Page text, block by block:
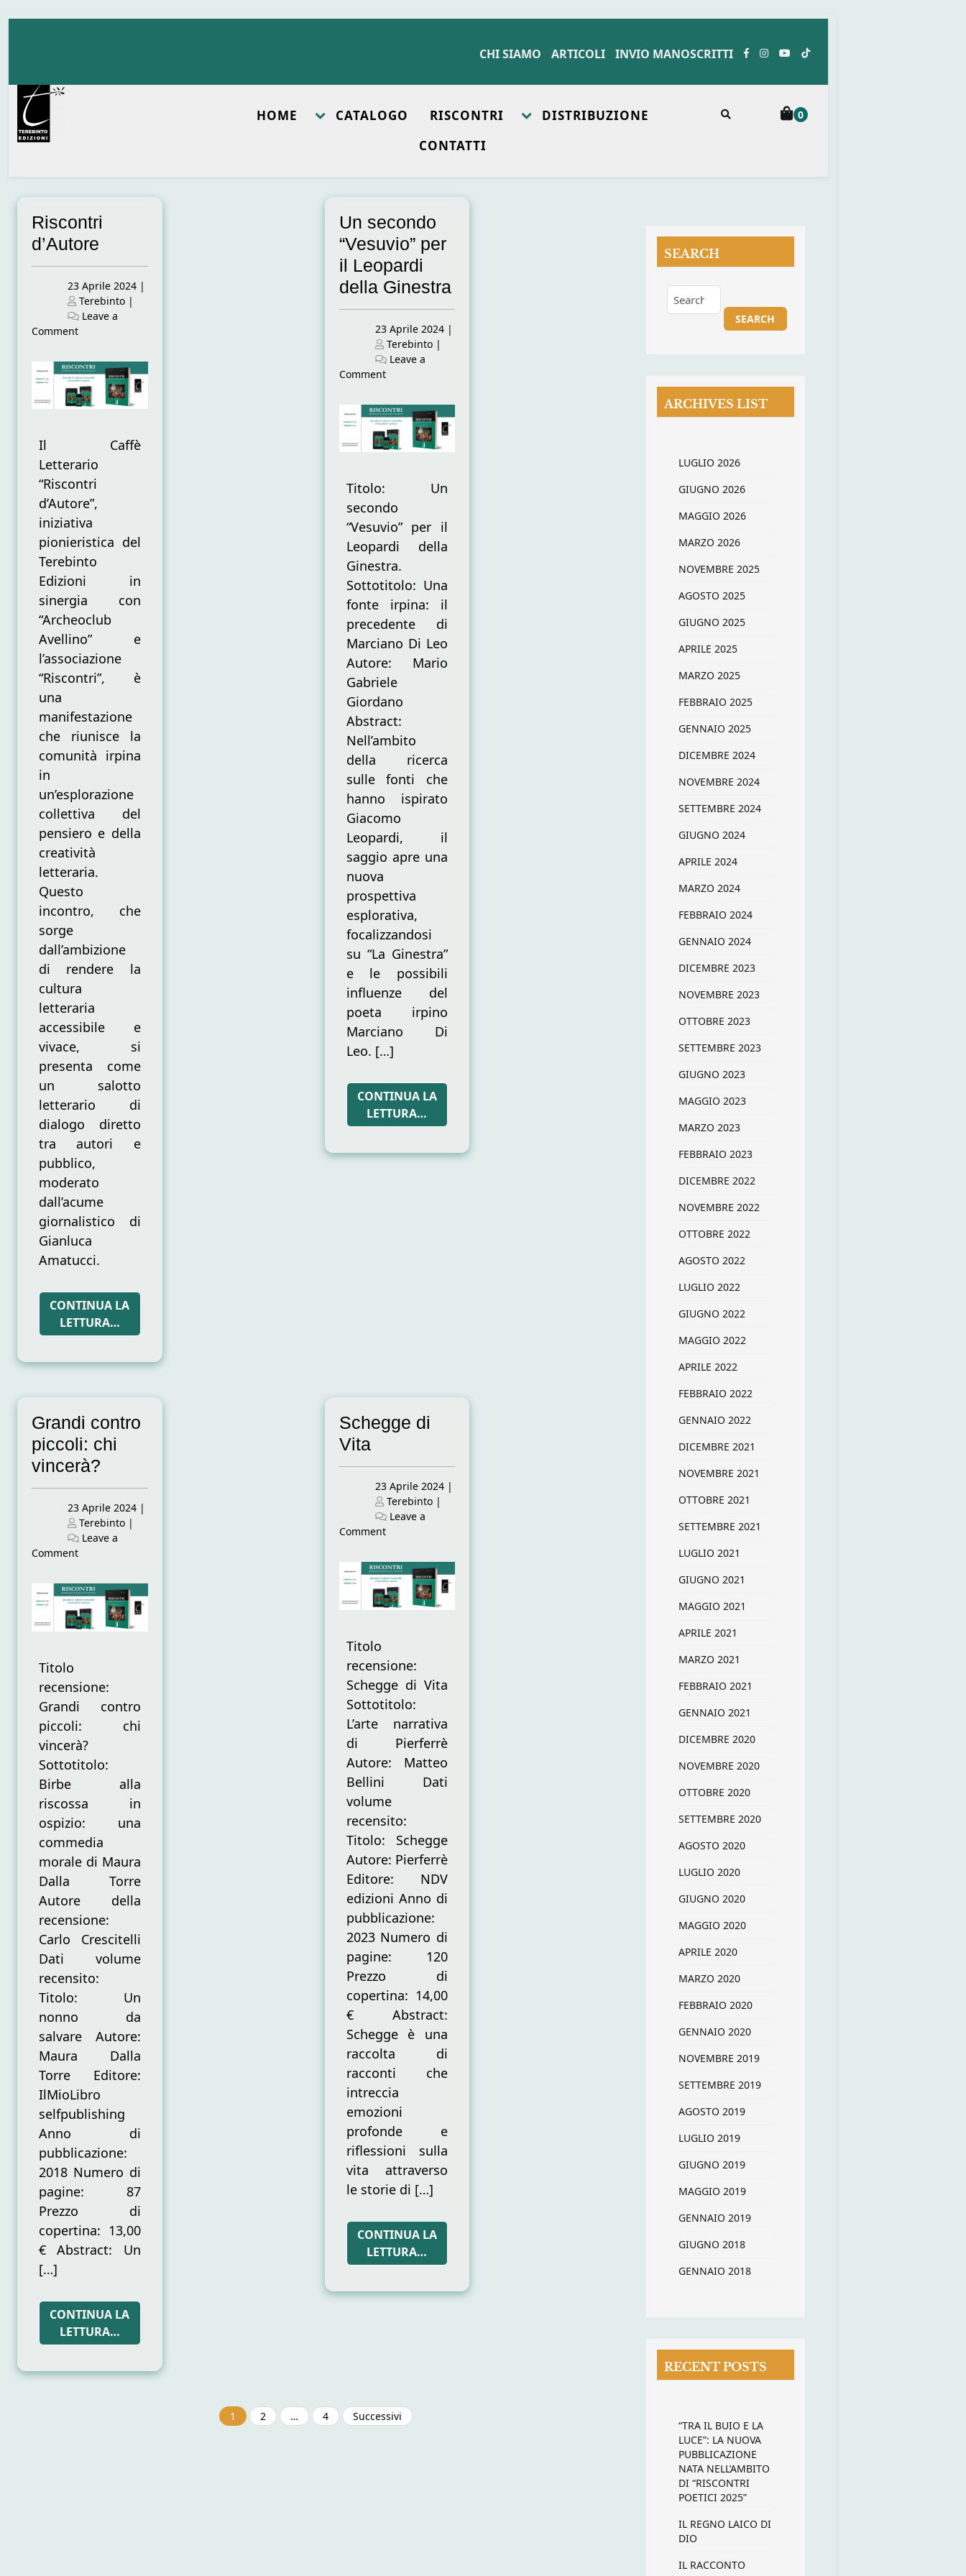
CHI SIAMO ARTICOLI INVIO MANOSCRITTI
HOME CATALOGO RISCONTRI
DISTRIBUZIONE
CONTATTI
0
Riscontri
d’Autore
Posted
on
23 Aprile 2024 |
Posted
on
Terebinto |
Leave a
Commenton
d’Autore
Il Caffè
Letterario
“Riscontri
d’Autore”,
iniziativa
pionieristica del
Terebinto
Edizioni in
sinergia con
“Archeoclub
Avellino” e
l’associazione
“Riscontri”, è
una
manifestazione
che riunisce la
comunità irpina
in
un’esplorazione
collettiva del
pensiero e della
creatività
letteraria.
Questo
incontro, che
sorge
dall’ambizione
di rendere la
cultura
letteraria
accessibile e
vivace, si
presenta come
un salotto
letterario di
dialogo diretto
tra autori e
pubblico,
moderato
dall’acume
giornalistico di
Gianluca
Amatucci.
CONTINUA LA
LETTURA…
Un secondo
“Vesuvio” per
il Leopardi
della Ginestra
Posted
on
23 Aprile 2024|
Posted
on
Terebinto|
Leave a
Commenton
secondo
“Vesuvio”
per
il
Titolo: Un
secondo
“Vesuvio” per il
Leopardi della
Ginestra.
Sottotitolo: Una
fonte irpina: il
precedente di
Marciano Di Leo
Autore: Mario
Gabriele
Giordano
Abstract:
Nell’ambito
della ricerca
sulle fonti che
hanno ispirato
Giacomo
Leopardi, il
saggio apre una
nuova
prospettiva
esplorativa,
focalizzandosi
su “La Ginestra”
e le possibili
influenze del
poeta irpino
Marciano Di
Leo. […]
CONTINUA LA
LETTURA…
Grandi contro
piccoli: chi
vincerà?
Posted
on
23 Aprile 2024 |
Posted
on
Terebinto |
Leave a
Commenton
contro
piccoli:
chi
vincerà?
Titolo
recensione:
Grandi contro
piccoli: chi
vincerà?
Sottotitolo:
Birbe alla
riscossa in
ospizio: una
commedia
morale di Maura
Dalla Torre
Autore della
recensione:
Carlo Crescitelli
Dati volume
recensito:
Titolo: Un
nonno da
salvare Autore:
Maura Dalla
Torre Editore:
IlMioLibro
selfpublishing
Anno di
pubblicazione:
2018 Numero di
pagine: 87
Prezzo di
copertina: 13,00
€ Abstract: Un
[…]
CONTINUA LA
LETTURA…
Schegge di
Vita
Posted
on
23 Aprile 2024|
Posted
on
Terebinto|
Leave a
Commenton
di
Vita
Titolo
recensione:
Schegge di Vita
Sottotitolo:
L’arte narrativa
di Pierferrè
Autore: Matteo
Bellini Dati
volume
recensito:
Titolo: Schegge
Autore: Pierferrè
Editore: NDV
edizioni Anno di
pubblicazione:
2023 Numero di
pagine: 120
Prezzo di
copertina: 14,00
€ Abstract:
Schegge è una
raccolta di
racconti che
intreccia
emozioni
profonde e
riflessioni sulla
vita attraverso
le storie di […]
CONTINUA LA
LETTURA…
Paginazione
1 2 … 4 Successivi
SEARCH
ARCHIVES LIST
LUGLIO 2026
GIUGNO 2026
MAGGIO 2026
MARZO 2026
NOVEMBRE 2025
AGOSTO 2025
GIUGNO 2025
APRILE 2025
MARZO 2025
FEBBRAIO 2025
GENNAIO 2025
DICEMBRE 2024
NOVEMBRE 2024
SETTEMBRE 2024
GIUGNO 2024
APRILE 2024
MARZO 2024
FEBBRAIO 2024
GENNAIO 2024
DICEMBRE 2023
NOVEMBRE 2023
OTTOBRE 2023
SETTEMBRE 2023
GIUGNO 2023
MAGGIO 2023
MARZO 2023
FEBBRAIO 2023
DICEMBRE 2022
NOVEMBRE 2022
OTTOBRE 2022
AGOSTO 2022
LUGLIO 2022
GIUGNO 2022
MAGGIO 2022
APRILE 2022
FEBBRAIO 2022
GENNAIO 2022
DICEMBRE 2021
NOVEMBRE 2021
OTTOBRE 2021
SETTEMBRE 2021
LUGLIO 2021
GIUGNO 2021
MAGGIO 2021
APRILE 2021
MARZO 2021
FEBBRAIO 2021
GENNAIO 2021
DICEMBRE 2020
NOVEMBRE 2020
OTTOBRE 2020
SETTEMBRE 2020
AGOSTO 2020
LUGLIO 2020
GIUGNO 2020
MAGGIO 2020
APRILE 2020
MARZO 2020
FEBBRAIO 2020
GENNAIO 2020
NOVEMBRE 2019
SETTEMBRE 2019
AGOSTO 2019
LUGLIO 2019
GIUGNO 2019
MAGGIO 2019
GENNAIO 2019
GIUGNO 2018
GENNAIO 2018
RECENT POSTS
“TRA IL BUIO E LA
LUCE”: LA NUOVA
PUBBLICAZIONE
NATA NELL’AMBITO
DI “RISCONTRI
POETICI 2025”
IL REGNO LAICO DI
DIO
IL RACCONTO